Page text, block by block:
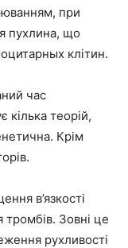
при
пухлина, що
клітин.
час
кілька теорій,
Крім
в’язкості
Зовні це
рухливості